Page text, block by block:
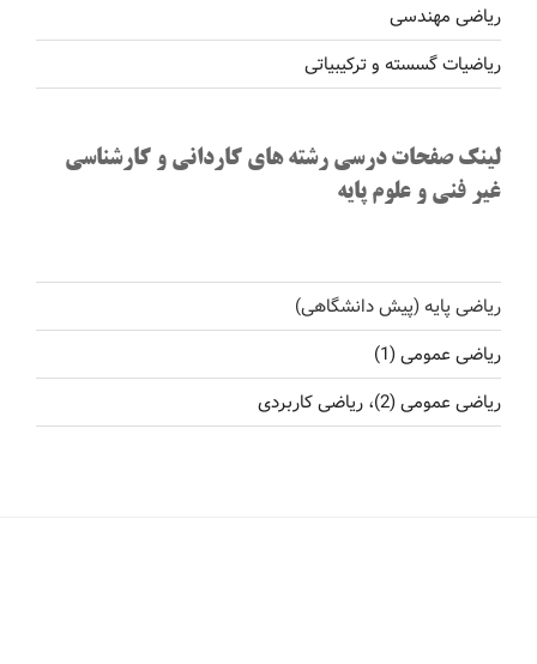
ریاضی مهندسی
ریاضیات گسسته و ترکیبیاتی
لینک صفحات درسی رشته های کاردانی و کارشناسی
غیر فنی و علوم پایه
ریاضی پایه (پیش دانشگاهی)
ریاضی عمومی (1)
ریاضی عمومی (2)، ریاضی کاربردی